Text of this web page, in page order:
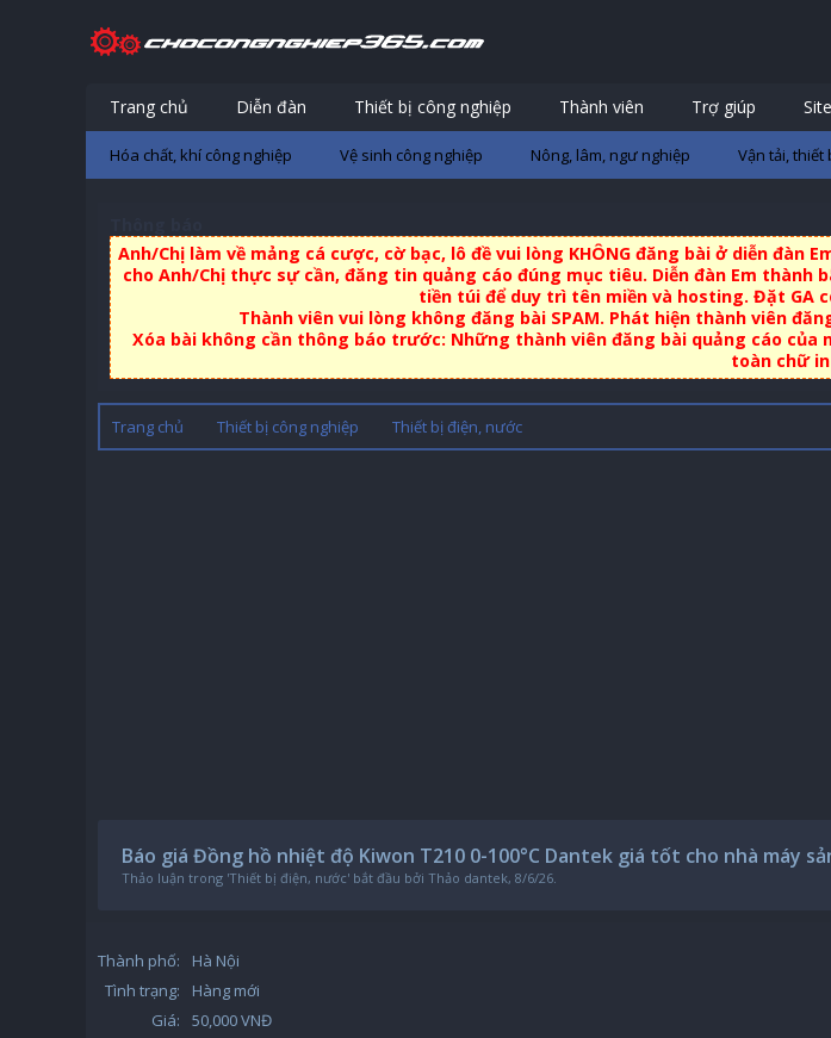
Anh/Chị làm về mảng cá cược, cờ bạc, lô đề vui lòng KHÔNG đăng bài ở diễn đàn
cho Anh/Chị thực sự cần, đăng tin quảng cáo đúng mục tiêu. Diễn đàn Em
tiền túi để duy trì tên miền và hosting. Đặt GA
Thành viên vui lòng không đăng bài SPAM. Phát hiện thành viên
Xóa bài không cần thông báo trước: Những thành viên đăng bài quảng cáo
toàn chữ in
Trang chủ Thiết bị công nghiệp Thiết bị điện, nước
Báo giá Đồng hồ nhiệt độ Kiwon T210 0-100°C Dantek giá tốt cho nhà máy
Thảo luận trong 'Thiết bị điện, nước' bắt đầu bởi Thảo dantek, 8/6/26.
Thành phố:
Hà Nội
Tình trạng:
Hàng mới
Giá:
50,000 VNĐ
Trang chủ Diễn đàn Thiết bị công nghiệp
Hóa chất, khí công nghiệp Vệ sinh công nghiệp Nông, lâm, ngư nghiệp Vận tải, thiết
Thành viên Trợ giúp